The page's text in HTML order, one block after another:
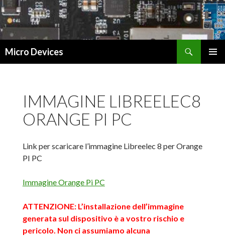
Micro Devices
IMMAGINE LIBREELEC8
ORANGE PI PC
Link per scaricare l’immagine Libreelec 8 per Orange
PI PC
Immagine Orange Pi PC
ATTENZIONE: L’installazione dell’immagine
generata sul dispositivo è a vostro rischio e
pericolo. Non ci assumiamo alcuna